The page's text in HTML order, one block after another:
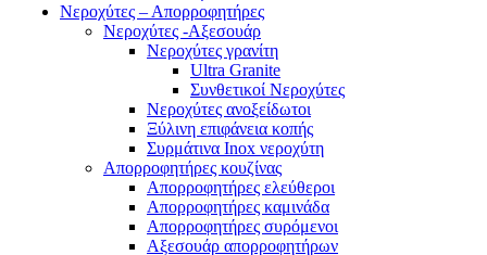
Νεροχύτες – Απορροφητήρες
Νεροχύτες -Αξεσουάρ
Νεροχύτες γρανίτη
Ultra Granite
Συνθετικοί Νεροχύτες
Νεροχύτες ανοξείδωτοι
Ξύλινη επιφάνεια κοπής
Συρμάτινα Inox νεροχύτη
Απορροφητήρες κουζίνας
Απορροφητήρες ελεύθεροι
Απορροφητήρες καμινάδα
Απορροφητήρες συρόμενοι
Αξεσουάρ απορροφητήρων